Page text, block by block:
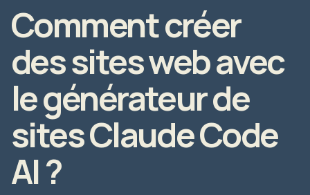
Comment créer
des sites web avec
le générateur de
sites Claude Code
AI ?